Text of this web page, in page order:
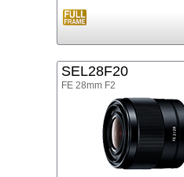
SEL28F20
FE 28mm F2